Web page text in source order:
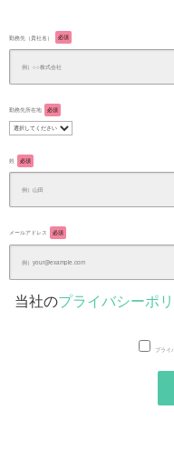
勤務先（貴社名） 必須
勤務先所在地 必須
姓 必須
メールアドレス 必須
当社のプライバシーポ
プライ